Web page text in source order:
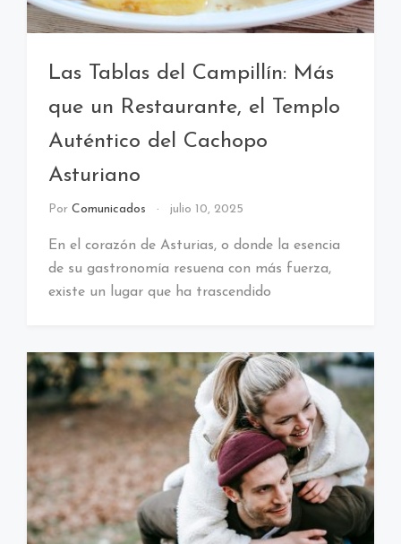
Las Tablas del Campillín: Más
que un Restaurante, el Templo
Auténtico del Cachopo
Asturiano
Por Comunicados julio 10, 2025
En el corazón de Asturias, o donde la esencia
de su gastronomía resuena con más fuerza,
existe un lugar que ha trascendido